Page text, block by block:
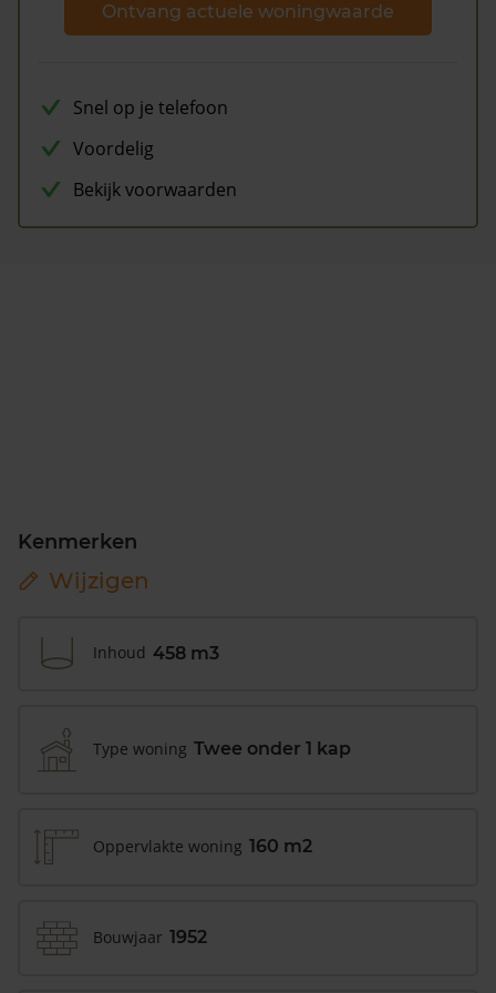
Ontvang actuele woningwaarde
Snel op je telefoon
Voordelig
Bekijk voorwaarden
Kenmerken
Wijzigen
Inhoud 458 m3
Type woning Twee onder 1 kap
Oppervlakte woning 160 m2
Bouwjaar 1952